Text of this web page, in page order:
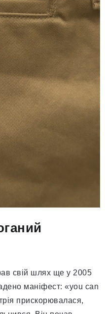
свій шлях ще у 2005
маніфест: «you can
прискорювалася,